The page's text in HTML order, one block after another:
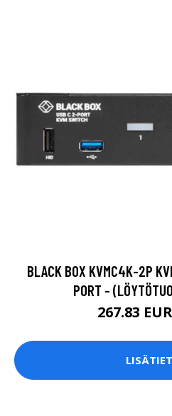
BLACK BOX KVMC4K-2P
PORT -
267.83 EUR